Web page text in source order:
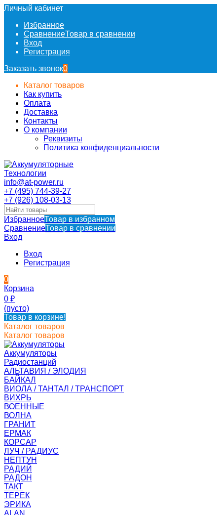
Личный кабинет
Избранное
СравнениеТовар в сравнении
Вход
Регистрация
Заказать звонок0
Каталог товаров
Как купить
Оплата
Доставка
Контакты
О компании
Реквизиты
Политика конфиденциальности
info@at-power.ru
+7 (495) 744-39-27
+7 (926) 108-03-13
ИзбранноеТовар в избранном
СравнениеТовар в сравнении
Вход
Вход
Регистрация
0
Корзина
0 ₽
(пусто)
Товар в корзине!
Каталог товаров
Каталог товаров
Аккумуляторы
Радиостанций
АЛЬТАВИЯ / ЭЛОДИЯ
БАЙКАЛ
ВИОЛА / ТАНТАЛ / ТРАНСПОРТ
ВИХРЬ
ВОЕННЫЕ
ВОЛНА
ГРАНИТ
ЕРМАК
КОРСАР
ЛУЧ / РАДИУС
НЕПТУН
РАДИЙ
РАДОН
ТАКТ
ТЕРЕК
ЭРИКА
ALAN